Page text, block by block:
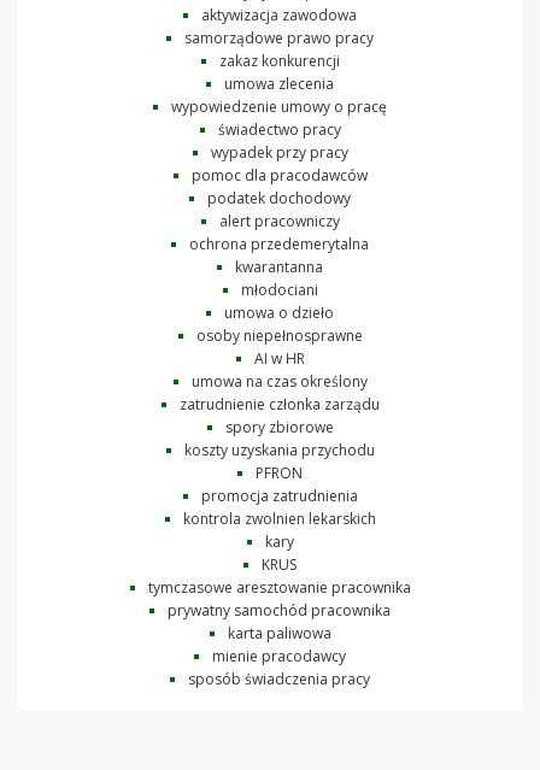
aktywizacja zawodowa
samorządowe prawo pracy
zakaz konkurencji
umowa zlecenia
wypowiedzenie umowy o pracę
świadectwo pracy
wypadek przy pracy
pomoc dla pracodawców
podatek dochodowy
alert pracowniczy
ochrona przedemerytalna
kwarantanna
młodociani
umowa o dzieło
osoby niepełnosprawne
AI w HR
umowa na czas określony
zatrudnienie członka zarządu
spory zbiorowe
koszty uzyskania przychodu
PFRON
promocja zatrudnienia
kontrola zwolnien lekarskich
kary
KRUS
tymczasowe aresztowanie pracownika
prywatny samochód pracownika
karta paliwowa
mienie pracodawcy
sposób świadczenia pracy